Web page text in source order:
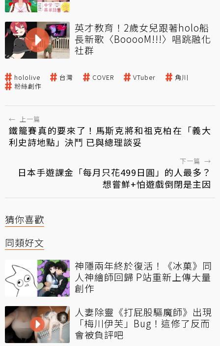
英才教育！2歲女兒跟著holo船
長新歌〈BooooM!!!〉唱跳融化
社群
hololive 台灣 COVER VTuber
角川
粉絲創作
← 上一篇
鐵籠賽真的要來了！馬斯克將和祖克柏在「義大
利史詩地點」決鬥 已與總理談妥
下一篇 →
日本手遊課金「每月只花499日圓」的人最多？
想嘗鮮+怕遊戲倒閉是主因
猜你喜歡
同類好文
神隱兩年終於復活！《冰菓》同
人神繪師回歸 P站重新上傳大量
創作
人妻除靈《打屁股驅魔師》出現
「梅川伊芙」Bug！這修了反而
會被負評吧